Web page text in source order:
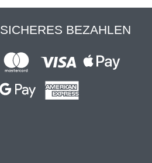
SICHERES BEZAHLEN